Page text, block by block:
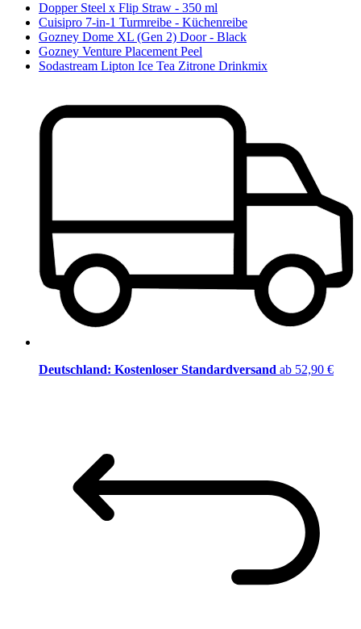
Dopper Steel x Flip Straw - 350 ml
Cuisipro 7-in-1 Turmreibe - Küchenreibe
Gozney Dome XL (Gen 2) Door - Black
Gozney Venture Placement Peel
Sodastream Lipton Ice Tea Zitrone Drinkmix
Deutschland: Kostenloser Standardversand ab 52,90 €